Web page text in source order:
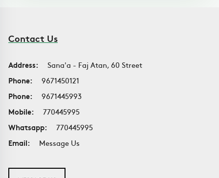
Contact Us
Address:
Sana'a - Faj Atan, 60 Street
Phone:
9671450121
Phone:
9671445993
Mobile:
770445995
Whatsapp:
770445995
Email:
Message Us